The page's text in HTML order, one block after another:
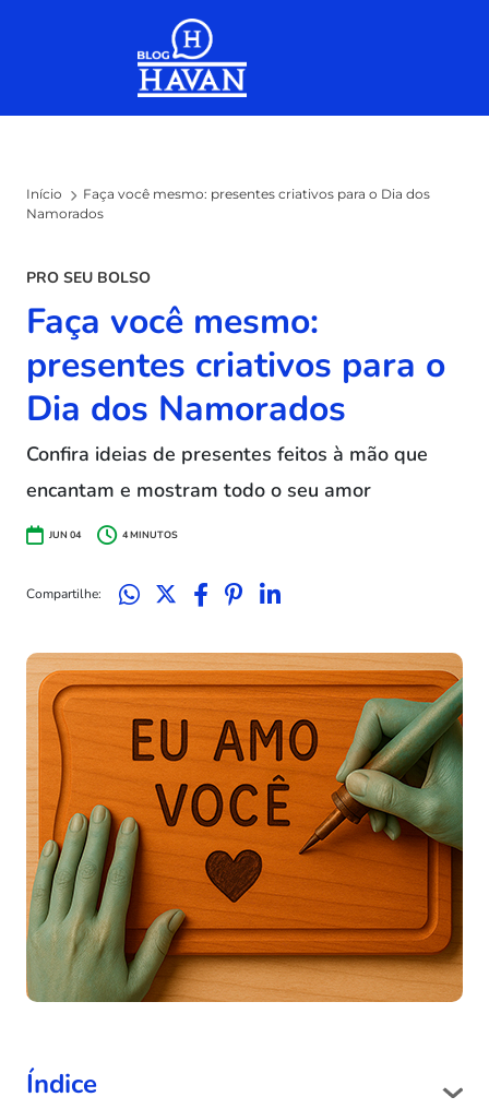
Início
Faça você mesmo: presentes criativos para o Dia dos
Namorados
PRO SEU BOLSO
Faça você mesmo:
presentes criativos para o
Dia dos Namorados
Confira ideias de presentes feitos à mão que
encantam e mostram todo o seu amor
JUN 04 4MINUTOS
Compartilhe:
Índice